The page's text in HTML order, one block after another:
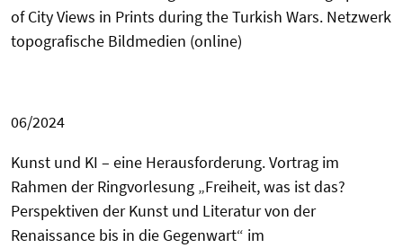
of City Views in Prints during the Turkish Wars. Netzwerk
topografische Bildmedien (online)
06/2024
Kunst und KI – eine Herausforderung. Vortrag im
Rahmen der Ringvorlesung „Freiheit, was ist das?
Perspektiven der Kunst und Literatur von der
Renaissance bis in die Gegenwart“ im